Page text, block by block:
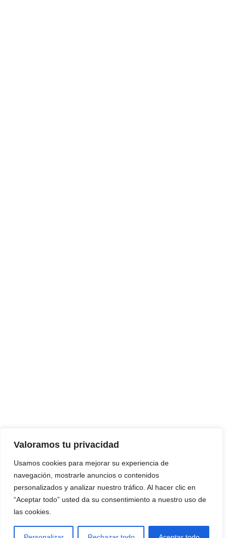
Valoramos tu privacidad
Usamos cookies para mejorar su experiencia de
navegación, mostrarle anuncios o contenidos
personalizados y analizar nuestro tráfico. Al hacer clic en
“Aceptar todo” usted da su consentimiento a nuestro uso de
las cookies.